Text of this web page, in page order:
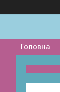
Головна